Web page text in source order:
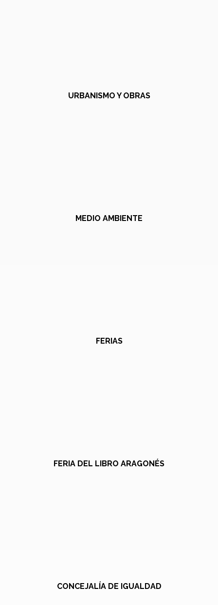
URBANISMO Y OBRAS
MEDIO AMBIENTE
FERIAS
FERIA DEL LIBRO ARAGONÉS
CONCEJALÍA DE IGUALDAD